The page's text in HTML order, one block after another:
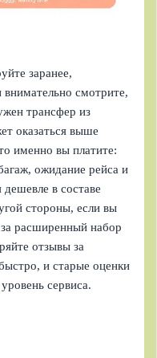
заранее,
внимательно смотрите,
трансфер из
оказаться выше
именно вы платите:
ожидание рейса и
в составе
стороны, если вы
за расширенный набор
отзывы за
и старые оценки
сервиса.